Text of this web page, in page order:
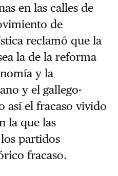
en las calles de
de
reclamó que la
la de la reforma
y la
y el gallego-
así el fracaso vivido
la que las
partidos
fracaso.